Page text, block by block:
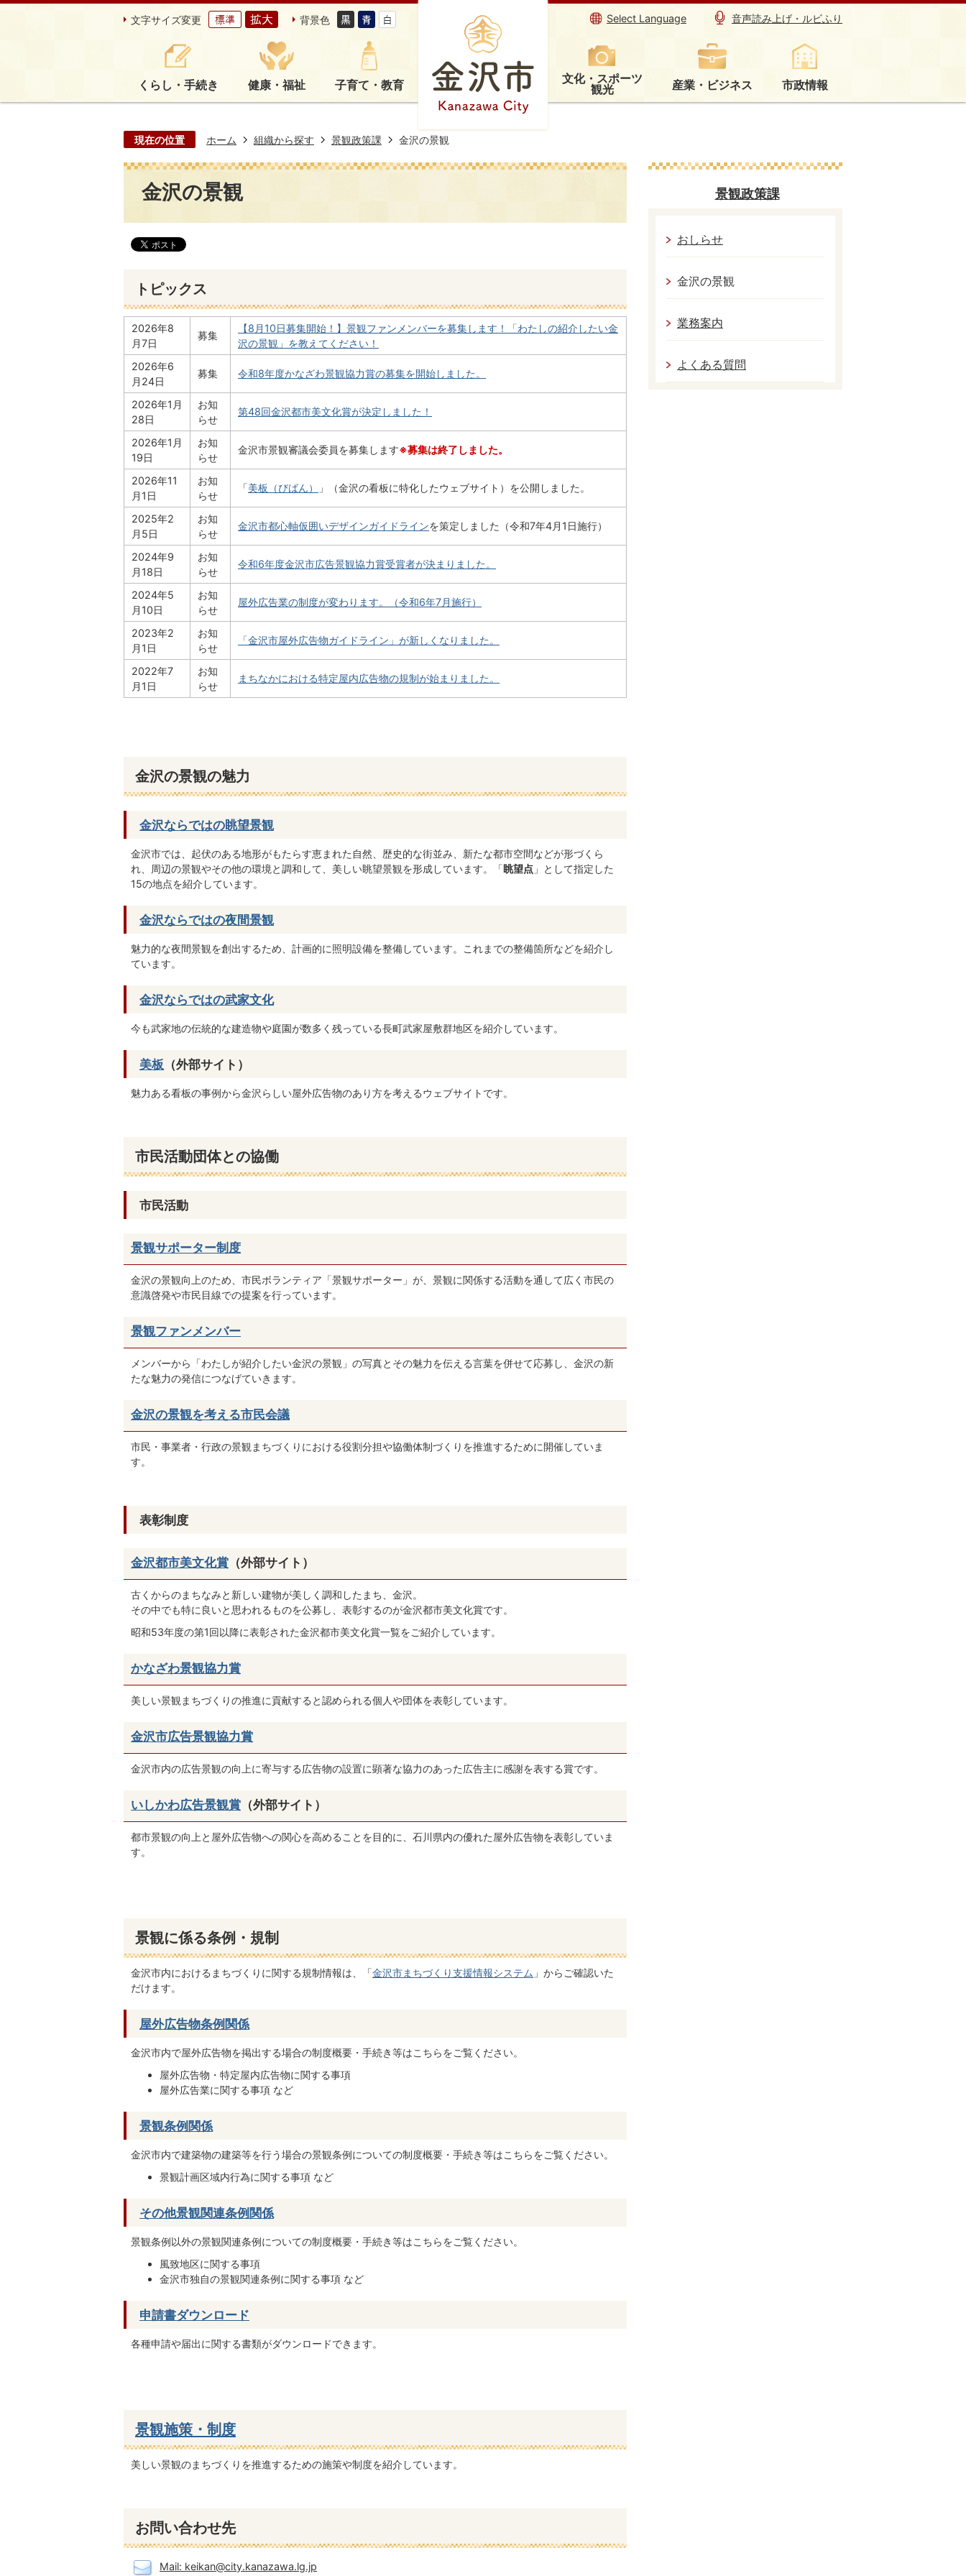
文字サイズ変更 背景色 Select Language 音声読み上げ・ルビふり
くらし・手続き 健康・福祉 子育て・教育 文化・スポーツ
観光 産業・ビジネス 市政情報
現在の位置 ホーム 組織から探す 景観政策課 金沢の景観
金沢の景観
トピックス
2026年8
月7日
募集
【8月10日募集開始！】景観ファンメンバーを募集します！「わたしの紹介したい金
沢の景観」を教えてください！
2026年6
月24日
募集 令和8年度かなざわ景観協力賞の募集を開始しました。
2026年1月
28日
お知
らせ
第48回金沢都市美文化賞が決定しました！
2026年1月
19日
お知
らせ
金沢市景観審議会委員を募集します※募集は終了しました。
2026年11
月1日
お知
らせ
「美板（びばん） 」（金沢の看板に特化したウェブサイト）を公開しました。
2025年2
月5日
お知
らせ
金沢市都心軸仮囲いデザインガイドラインを策定しました（令和7年4月1日施行）
2024年9
月18日
お知
らせ
令和6年度金沢市広告景観協力賞受賞者が決まりました。
2024年5
月10日
お知
らせ
屋外広告業の制度が変わります。（令和6年7月施行）
2023年2
月1日
お知
らせ
「金沢市屋外広告物ガイドライン」が新しくなりました。
2022年7
月1日
お知
らせ
まちなかにおける特定屋内広告物の規制が始まりました。
金沢の景観の魅力
金沢ならではの眺望景観
金沢市では、起伏のある地形がもたらす恵まれた自然、歴史的な街並み、新たな都市空間などが形づくら
れ、周辺の景観やその他の環境と調和して、美しい眺望景観を形成しています。「 眺望点 」として指定した
15の地点を紹介しています。
金沢ならではの夜間景観
魅力的な夜間景観を創出するため、計画的に照明設備を整備しています。これまでの整備箇所などを紹介し
ています。
金沢ならではの武家文化
今も武家地の伝統的な建造物や庭園が数多く残っている長町武家屋敷群地区を紹介しています。
美板 （外部サイト）
魅力ある看板の事例から金沢らしい屋外広告物のあり方を考えるウェブサイトです。
市民活動団体との協働
市民活動
景観サポーター制度
金沢の景観向上のため、市民ボランティア「景観サポーター」が、景観に関係する活動を通して広く市民の
意識啓発や市民目線での提案を行っています。
景観ファンメンバー
メンバーから「わたしが紹介したい金沢の景観」の写真とその魅力を伝える言葉を併せて応募し、金沢の新
たな魅力の発信につなげていきます。
金沢の景観を考える市民会議
市民・事業者・行政の景観まちづくりにおける役割分担や協働体制づくりを推進するために開催していま
す。
表彰制度
金沢都市美文化賞 （外部サイト）
古くからのまちなみと新しい建物が美しく調和したまち、金沢。
その中でも特に良いと思われるものを公募し、表彰するのが金沢都市美文化賞です。
昭和53年度の第1回以降に表彰された金沢都市美文化賞一覧をご紹介しています。
かなざわ景観協力賞
美しい景観まちづくりの推進に貢献すると認められる個人や団体を表彰しています。
金沢市広告景観協力賞
金沢市内の広告景観の向上に寄与する広告物の設置に顕著な協力のあった広告主に感謝を表する賞です。
いしかわ広告景観賞 （外部サイト）
都市景観の向上と屋外広告物への関心を高めることを目的に、石川県内の優れた屋外広告物を表彰していま
す。
景観に係る条例・規制
金沢市内におけるまちづくりに関する規制情報は、「金沢市まちづくり支援情報システム 」からご確認いた
だけます。
屋外広告物条例関係
金沢市内で屋外広告物を掲出する場合の制度概要・手続き等はこちらをご覧ください。
屋外広告物・特定屋内広告物に関する事項
屋外広告業に関する事項 など
景観条例関係
金沢市内で建築物の建築等を行う場合の景観条例についての制度概要・手続き等はこちらをご覧ください。
景観計画区域内行為に関する事項 など
その他景観関連条例関係
景観条例以外の景観関連条例についての制度概要・手続き等はこちらをご覧ください。
風致地区に関する事項
金沢市独自の景観関連条例に関する事項 など
申請書ダウンロード
各種申請や届出に関する書類がダウンロードできます。
景観施策・制度
美しい景観のまちづくりを推進するための施策や制度を紹介しています。
お問い合わせ先
Mail: keikan@city.kanazawa.lg.jp
景観政策課
おしらせ
金沢の景観
業務案内
よくある質問